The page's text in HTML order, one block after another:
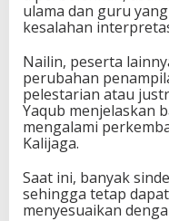
ulama dan guru
kesalahan
Nailin, peserta
perubahan
pelestarian atau
Yaqub menjelaskan
mengalami
Kalijaga.
Saat ini, banyak
sehingga tetap
menyesuaikan